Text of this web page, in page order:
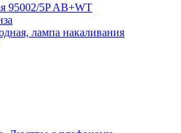
95002/5P AB+WT
лампа накаливания